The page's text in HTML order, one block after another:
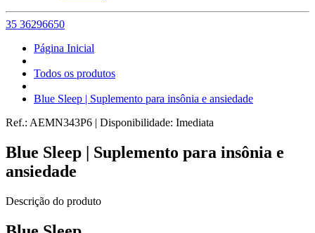
35 36296650
Página Inicial
Todos os produtos
Blue Sleep | Suplemento para insônia e ansiedade
Ref.: AEMN343P6 | Disponibilidade: Imediata
Blue Sleep | Suplemento para insônia e
ansiedade
Descrição do produto